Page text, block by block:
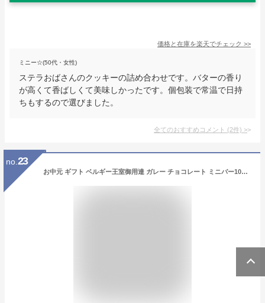
価格と在庫を楽天でチェック >>
ミニー☆(50代・女性)
ステラおばさんのクッキーの詰め合わせです。バターの香り
が高くて香ばしくて美味しかったです。個包装で常温で日持
ちもするので選びました。
全てのおすすめコメント (2件) >
no. 23
お中元 ギフト ベルギー王室御用達 ガレー チョコレート ミニバー10本入(送料込) 詰め合わせ 2026 御 中元 夏 ギフト お菓子 スイーツ チョコ 個包装 小分け 会社 職場 退職 祝い 挨拶 お礼 出産 内祝い お返し 手土産 誕生日 プレゼント 有名 高級 可愛い おしゃれ 人気